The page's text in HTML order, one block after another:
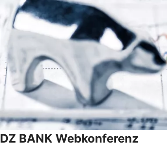
DZ BANK Webkonferenz